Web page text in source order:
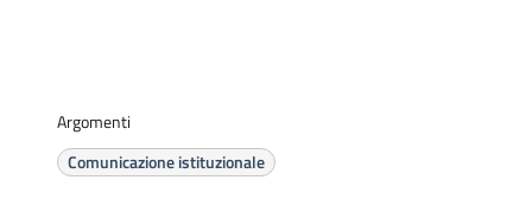
Argomenti
Comunicazione istituzionale